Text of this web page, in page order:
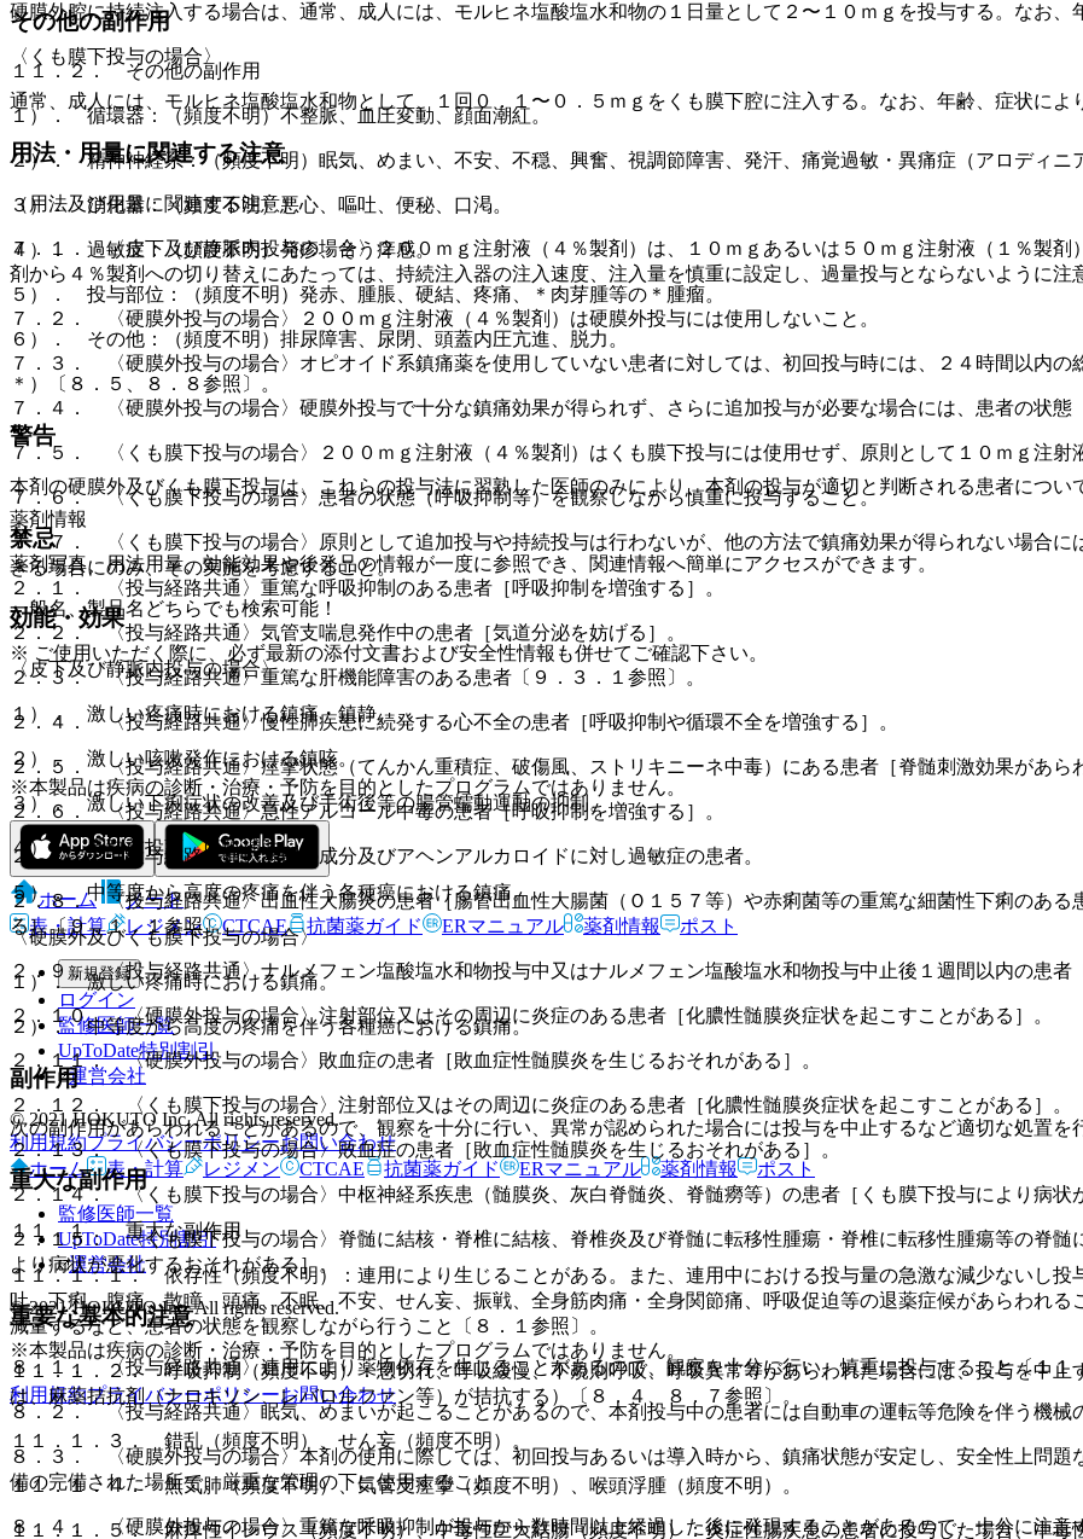
その他の副作用
１１．２． その他の副作用
１）． 循環器：（頻度不明）不整脈、血圧変動、顔面潮紅。
２）． 精神神経系：（頻度不明）眠気、めまい、不安、不穏、興奮、視調節障害、発汗、痛覚過敏・異痛症（アロディニ
３）． 消化器：（頻度不明）悪心、嘔吐、便秘、口渇。
４）． 過敏症：（頻度不明）発疹、そう痒感。
５）． 投与部位：（頻度不明）発赤、腫脹、硬結、疼痛、＊肉芽腫等の＊腫瘤。
６）． その他：（頻度不明）排尿障害、尿閉、頭蓋内圧亢進、脱力。
＊）〔８．５、８．８参照〕。
警告
本剤の硬膜外及びくも膜下投与は、これらの投与法に習熟した医師のみにより、本剤の投与が適切と判断される患者につい
禁忌
２．１． 〈投与経路共通〉重篤な呼吸抑制のある患者［呼吸抑制を増強する］。
２．２． 〈投与経路共通〉気管支喘息発作中の患者［気道分泌を妨げる］。
２．３． 〈投与経路共通〉重篤な肝機能障害のある患者〔９．３．１参照〕。
２．４． 〈投与経路共通〉慢性肺疾患に続発する心不全の患者［呼吸抑制や循環不全を増強する］。
２．５． 〈投与経路共通〉痙攣状態（てんかん重積症、破傷風、ストリキニーネ中毒）にある患者［脊髄刺激効果があら
２．６． 〈投与経路共通〉急性アルコール中毒の患者［呼吸抑制を増強する］。
２．７． 〈投与経路共通〉本剤の成分及びアヘンアルカロイドに対し過敏症の患者。
２．８． 〈投与経路共通〉出血性大腸炎の患者［腸管出血性大腸菌（Ｏ１５７等）や赤痢菌等の重篤な細菌性下痢のあ
る］〔９．１．１参照〕。
２．９． 〈投与経路共通〉ナルメフェン塩酸塩水和物投与中又はナルメフェン塩酸塩水和物投与中止後１週間以内の患者
２．１０． 〈硬膜外投与の場合〉注射部位又はその周辺に炎症のある患者［化膿性髄膜炎症状を起こすことがある］。
２．１１． 〈硬膜外投与の場合〉敗血症の患者［敗血症性髄膜炎を生じるおそれがある］。
２．１２． 〈くも膜下投与の場合〉注射部位又はその周辺に炎症のある患者［化膿性髄膜炎症状を起こすことがある］。
２．１３． 〈くも膜下投与の場合〉敗血症の患者［敗血症性髄膜炎を生じるおそれがある］。
２．１４． 〈くも膜下投与の場合〉中枢神経系疾患（髄膜炎、灰白脊髄炎、脊髄癆等）の患者［くも膜下投与により病状
２．１５． 〈くも膜下投与の場合〉脊髄に結核・脊椎に結核、脊椎炎及び脊髄に転移性腫瘍・脊椎に転移性腫瘍等の脊
より病状が悪化するおそれがある］。
重要な基本的注意
８．１． 〈投与経路共通〉連用により薬物依存を生じることがあるので、観察を十分に行い、慎重に投与すること〔１１
８．２． 〈投与経路共通〉眠気、めまいが起こることがあるので、本剤投与中の患者には自動車の運転等危険を伴う機械
８．３． 〈硬膜外投与の場合〉本剤の使用に際しては、初回投与あるいは導入時から、鎮痛状態が安定し、安全性上問
備の完備された場所で、厳重な管理の下に使用すること。
８．４． 〈硬膜外投与の場合〉重篤な呼吸抑制が投与から数時間以上経過した後に発現することがあるので、十分に注意
硬膜外腔に持続注入する場合は、通常、成人には、モルヒネ塩酸塩水和物の１日量として２〜１０ｍｇを投与する。なお、
〈くも膜下投与の場合〉
通常、成人には、モルヒネ塩酸塩水和物として、１回０．１〜０．５ｍｇをくも膜下腔に注入する。なお、年齢、症状によ
用法・用量に関連する注意
（用法及び用量に関連する注意）
７．１． 〈皮下及び静脈内投与の場合〉２００ｍｇ注射液（４％製剤）は、１０ｍｇあるいは５０ｍｇ注射液（１％製
剤から４％製剤への切り替えにあたっては、持続注入器の注入速度、注入量を慎重に設定し、過量投与とならないように注
７．２． 〈硬膜外投与の場合〉２００ｍｇ注射液（４％製剤）は硬膜外投与には使用しないこと。
７．３． 〈硬膜外投与の場合〉オピオイド系鎮痛薬を使用していない患者に対しては、初回投与時には、２４時間以内の
７．４． 〈硬膜外投与の場合〉硬膜外投与で十分な鎮痛効果が得られず、さらに追加投与が必要な場合には、患者の状態
７．５． 〈くも膜下投与の場合〉２００ｍｇ注射液（４％製剤）はくも膜下投与には使用せず、原則として１０ｍｇ注射
７．６． 〈くも膜下投与の場合〉患者の状態（呼吸抑制等）を観察しながら慎重に投与すること。
７．７． 〈くも膜下投与の場合〉原則として追加投与や持続投与は行わないが、他の方法で鎮痛効果が得られない場合
きる場合にのみ、その実施を考慮すること。
効能・効果
〈皮下及び静脈内投与の場合〉
１）． 激しい疼痛時における鎮痛・鎮静。
２）． 激しい咳嗽発作における鎮咳。
３）． 激しい下痢症状の改善及び手術後等の腸管蠕動運動の抑制。
４）． 麻酔前投薬、麻酔補助。
５）． 中等度から高度の疼痛を伴う各種癌における鎮痛。
〈硬膜外及びくも膜下投与の場合〉
１）． 激しい疼痛時における鎮痛。
２）． 中等度から高度の疼痛を伴う各種癌における鎮痛。
副作用
次の副作用があらわれることがあるので、観察を十分に行い、異常が認められた場合には投与を中止するなど適切な処置を
重大な副作用
１１．１． 重大な副作用
１１．１．１． 依存性（頻度不明）：連用により生じることがある。また、連用中における投与量の急激な減少ないし
吐、下痢、腹痛、散瞳、頭痛、不眠、不安、せん妄、振戦、全身筋肉痛・全身関節痛、呼吸促迫等の退薬症候があらわれ
減量するなど、患者の状態を観察しながら行うこと〔８．１参照〕。
１１．１．２． 呼吸抑制（頻度不明）：息切れ、呼吸緩慢、不規則呼吸、呼吸異常等があらわれた場合には、投与を中
は、麻薬拮抗剤（ナロキソン、レバロルファン等）が拮抗する）〔８．４、８．７参照〕。
１１．１．３． 錯乱（頻度不明）、せん妄（頻度不明）。
１１．１．４． 無気肺（頻度不明）、気管支痙攣（頻度不明）、喉頭浮腫（頻度不明）。
１１．１．５． 麻痺性イレウス（頻度不明）、中毒性巨大結腸（頻度不明）：炎症性腸疾患の患者に投与した場合、中毒
薬剤情報
薬剤写真、用法用量、効能効果や後発品の情報が一度に参照でき、関連情報へ簡単にアクセスができます。
一般名、製品名どちらでも検索可能！
※ ご使用いただく際に、必ず最新の添付文書および安全性情報も併せてご確認下さい。
※本製品は疾病の診断・治療・予防を目的としたプログラムではありません。
ホーム
ノート
表・計算
レジメン CTCAE 抗菌薬ガイド ERマニュアル 薬剤情報 ポスト
新規登録
ログイン
監修医師一覧
UpToDate特別割引
運営会社
© 2021 HOKUTO Inc. All rights reserved.
利用規約プライバシーポリシーお問い合わせ
ホーム
表・計算 レジメン CTCAE 抗菌薬ガイド ERマニュアル 薬剤情報 ポスト
監修医師一覧
UpToDate特別割引
運営会社
© 2021 HOKUTO Inc. All rights reserved.
※本製品は疾病の診断・治療・予防を目的としたプログラムではありません。
利用規約プライバシーポリシーお問い合わせ